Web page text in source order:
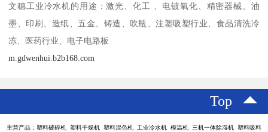
文穗工业冷水机的用途：激光、化工 、电镀氧化、精密器械、油
墨、印刷、造纸、五金、铸造、吹瓶、注塑吸塑行业、食品清洗冷
冻、医药行业、电子电路板
m.gdwenhui.b2b168.com
Top
主营产品：塑料破碎机 塑料干燥机 塑料混色机 工业冷水机 模温机 三机一体除湿机 塑料吸料